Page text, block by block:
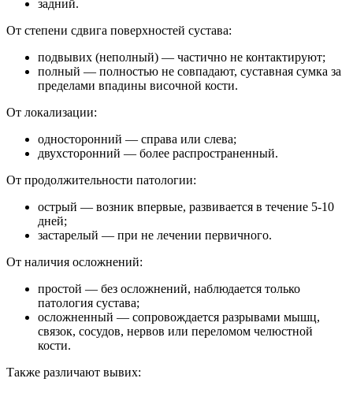
задний.
От степени сдвига поверхностей сустава:
подвывих (неполный) — частично не контактируют;
полный — полностью не совпадают, суставная сумка за
пределами впадины височной кости.
От локализации:
односторонний — справа или слева;
двухсторонний — более распространенный.
От продолжительности патологии:
острый — возник впервые, развивается в течение 5-10
дней;
застарелый — при не лечении первичного.
От наличия осложнений:
простой — без осложнений, наблюдается только
патология сустава;
осложненный — сопровождается разрывами мышц,
связок, сосудов, нервов или переломом челюстной
кости.
Также различают вывих: